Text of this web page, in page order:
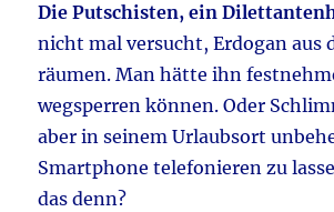
Die Putschisten, ein
nicht mal versucht, Erdogan aus
räumen. Man hätte ihn
wegsperren können. Oder
aber in seinem Urlaubsort
Smartphone telefonieren zu
das denn?